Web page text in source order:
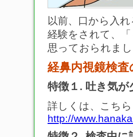
以前、口から入
経験をされて、
思っておられま
経鼻内視鏡検
特徴１. 吐き気
詳しくは、こち
http://